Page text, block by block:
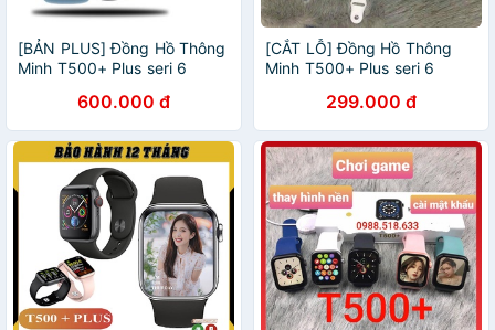
[BẢN PLUS] Đồng Hồ Thông
Minh T500+ Plus seri 6
gọi kết nối bluetooth 5.0
44mm Pin Trâu
600.000 đ
[CẮT LỖ] Đồng Hồ Thông
Minh T500+ Plus seri 6
Nghe gọi kết nối bluetooth
5.0 44mm
299.000 đ